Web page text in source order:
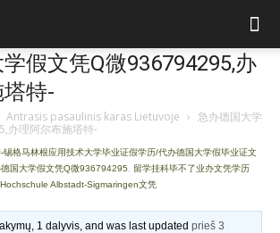
假文凭Q微936794295,办
特-
Antrasis pasaulinis karas Lietuvoje › 急办德国大学
办理阿尔布施塔特-
锡格马林根应用技术大学毕业证假学历/代办德国大学假毕业证文
国大学假文凭Q微936794295
留学挂科毕不了业办文凭学历
Albstadt-Sigmaringen文凭
1 dalyvis, and was last updatedprieš 3